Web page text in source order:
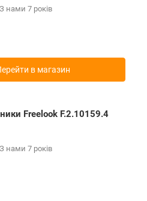
З нами 7 років
в магазин
Freelook F.2.10159.4
З нами 7 років